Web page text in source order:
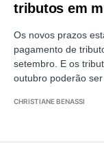
tributos em
Os novos prazos
pagamento de
setembro. E os
outubro poderão
CHRISTIANE BENASSI